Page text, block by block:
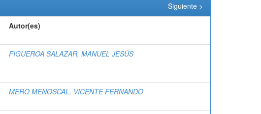
Siguiente >
Autor(es)
FIGUEROA SALAZAR, MANUEL JESÚS
MERO MENOSCAL, VICENTE FERNANDO